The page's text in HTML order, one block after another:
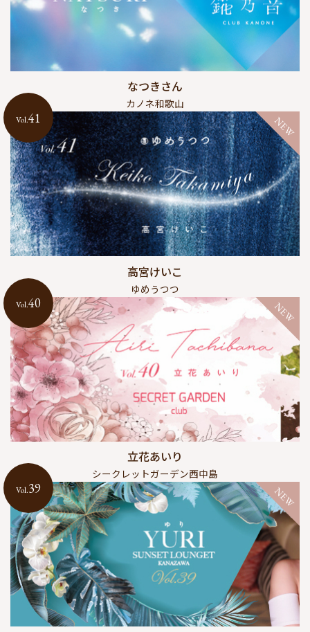
なつきさん
カノネ和歌山
Vol.41 NEW
高宮けいこ
ゆめうつつ
Vol.40 NEW
立花あいり
シークレットガーデン西中島
Vol.39 NEW